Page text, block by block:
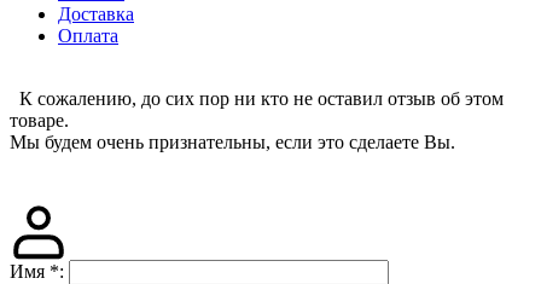
Доставка
Оплата
К сожалению, до сих пор ни кто не оставил отзыв об этом
товаре.
Мы будем очень признательны, если это сделаете Вы.
Имя *: